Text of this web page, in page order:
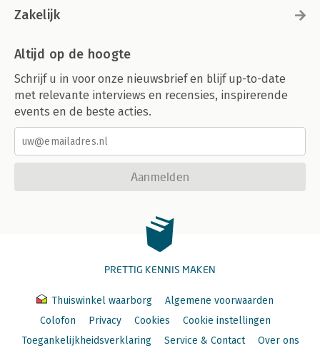
Zakelijk
Altijd op de hoogte
Schrijf u in voor onze nieuwsbrief en blijf up-to-date
met relevante interviews en recensies, inspirerende
events en de beste acties.
Aanmelden
PRETTIG KENNIS MAKEN
Thuiswinkel waarborg
Algemene voorwaarden
Colofon
Privacy Cookies
Cookie instellingen
Toegankelijkheidsverklaring
Service & Contact Over ons